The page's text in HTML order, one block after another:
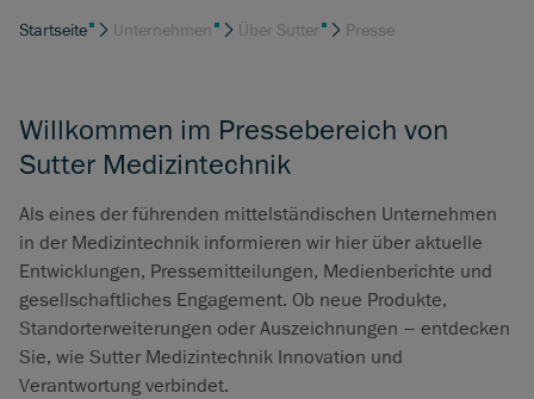
Startseite Unternehmen Über Sutter Presse
Willkommen im Pressebereich von
Sutter Medizintechnik
Als eines der führenden mittelständischen Unternehmen
in der Medizintechnik informieren wir hier über aktuelle
Entwicklungen, Pressemitteilungen, Medienberichte und
gesellschaftliches Engagement. Ob neue Produkte,
Standorterweiterungen oder Auszeichnungen – entdecken
Sie, wie Sutter Medizintechnik Innovation und
Verantwortung verbindet.